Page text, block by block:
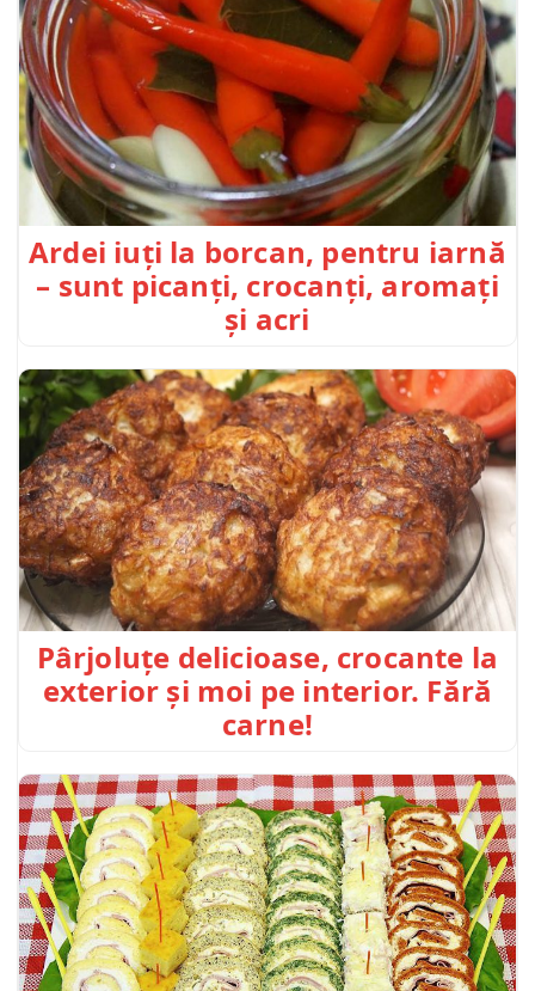
Ardei iuți la borcan, pentru iarnă
– sunt picanți, crocanți, aromați
și acri
Pârjoluțe delicioase, crocante la
exterior și moi pe interior. Fără
carne!